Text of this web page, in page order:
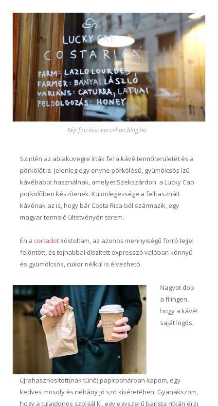
Kép forrása: varosban.blog.hu
Szintén az ablaküvegre írták fel a kávé termőterületét és a
pörkölőt is. Jelenleg egy enyhe pörkölésű, gyümölcsös ízű
kávébabot használnak, amelyet Szekszárdon a Lucky Cap
pörkölőben készítenek. Különlegessége a felhasznált
kávénak az is, hogy bár Costa Rica-ból származik, egy
magyar termelő ültetvényén terem.
Én a cortadot kóstoltam, az azonos mennyiségű forró tejjel
felöntött, és tejhabbal díszített expresszó valóban könnyű
és gyümölcsös, cukor nélkül is élvezhető.
Nagyot dob
a fílingen,
hogy a kávét
saját logós,
újrahasznosított(nak tűnő) papírpohárban kapom, egy
kedves mosoly és néhány jó szó kíséretében. Gyanakszom,
hogy a tulajdonos szolgál ki, egy egyszerű barista ritkán érzi